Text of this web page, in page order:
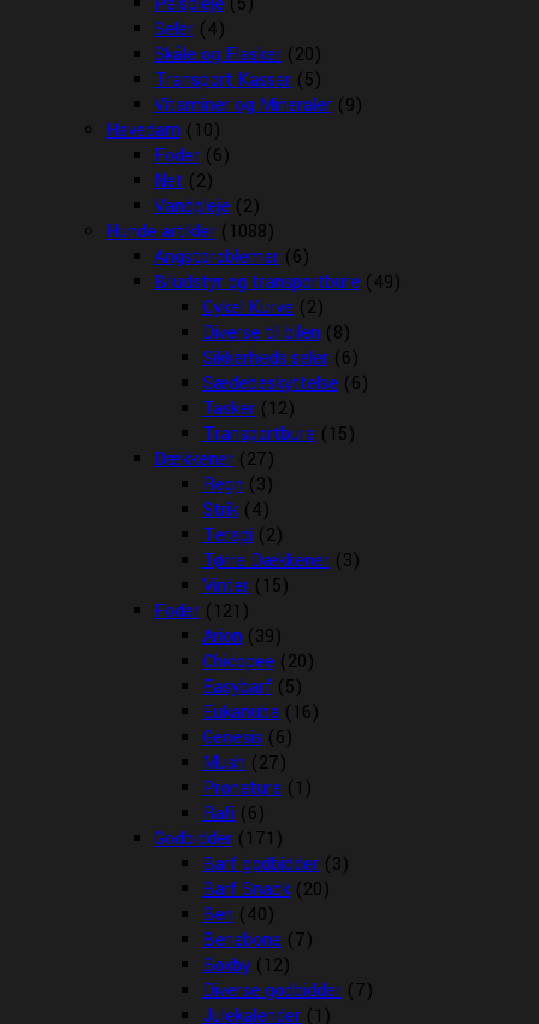
Seler (4)
Skåle og Flasker (20)
Transport Kasser (5)
Vitaminer og Mineraler (9)
Havedam (10)
Foder (6)
Net (2)
Vandpleje (2)
Hunde artikler (1088)
Angstproblemer (6)
Biludstyr og transportbure (49)
Cykel Kurve (2)
Diverse til bilen (8)
Sikkerheds seler (6)
Sædebeskyttelse (6)
Tasker (12)
Transportbure (15)
Dækkener (27)
Regn (3)
Strik (4)
Terapi (2)
Tørre Dækkener (3)
Vinter (15)
Foder (121)
Arion (39)
Chicopee (20)
Easybarf (5)
Eukanuba (16)
Genesis (6)
Mush (27)
Pronature (1)
Rafi (6)
Godbidder (171)
Barf godbidder (3)
Barf Snack (20)
Ben (40)
Benebone (7)
Boxby (12)
Diverse godbidder (7)
Julekalender (1)